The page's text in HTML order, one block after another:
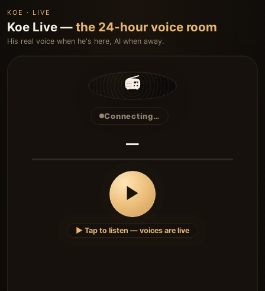
KOE · LIVE
Koe Live — the 24-hour voice room
His real voice when he's here, AI when away.
📻
Connecting…
—
▶
▶ Tap to listen — voices are live